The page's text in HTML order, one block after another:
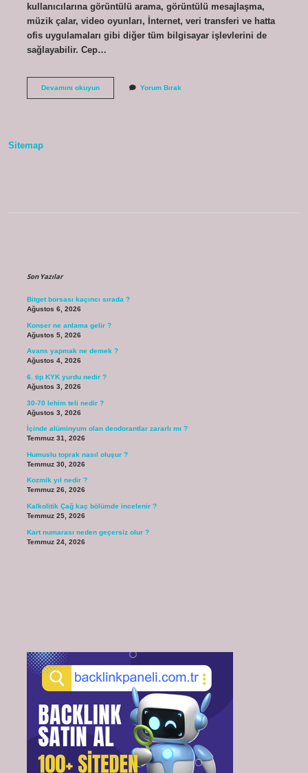
kullanıcılarına görüntülü arama, görüntülü mesajlaşma,
müzik çalar, video oyunları, İnternet, veri transferi ve hatta
ofis uygulamaları gibi diğer tüm bilgisayar işlevlerini de
sağlayabilir. Cep…
Devamını okuyunTelefon
Yorum Bırak
Sitemap
Son Yazılar
Bitget borsası kaçıncı sırada ?
Ağustos 6, 2026
Konser ne anlama gelir ?
Ağustos 5, 2026
Avans yapmak ne demek ?
Ağustos 4, 2026
6. tip KYK yurdu nedir ?
Ağustos 3, 2026
30-70 lehim teli nedir ?
Ağustos 3, 2026
İçinde alüminyum olan deodorantlar zararlı mı ?
Temmuz 31, 2026
Humuslu toprak nasıl oluşur ?
Temmuz 30, 2026
Kozmik yıl nedir ?
Temmuz 26, 2026
Kalkolitik Çağ kaç bölümde incelenir ?
Temmuz 25, 2026
Kart numarası neden geçersiz olur ?
Temmuz 24, 2026